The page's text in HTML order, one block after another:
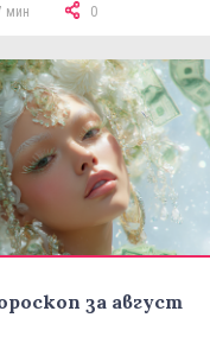
мин 0
за август